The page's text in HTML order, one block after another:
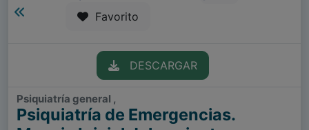
Favorito
DESCARGAR
Psiquiatría general ,
Psiquiatría de Emergencias.